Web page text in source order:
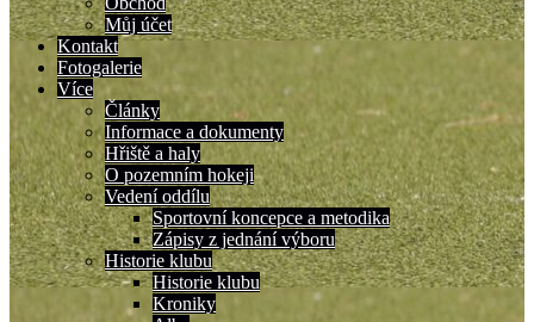
Můj účet
Kontakt
Fotogalerie
Více
Články
Informace a dokumenty
Hřiště a haly
O pozemním hokeji
Vedení oddílu
Sportovní koncepce a metodika
Zápisy z jednání výboru
Historie klubu
Historie klubu
Kroniky